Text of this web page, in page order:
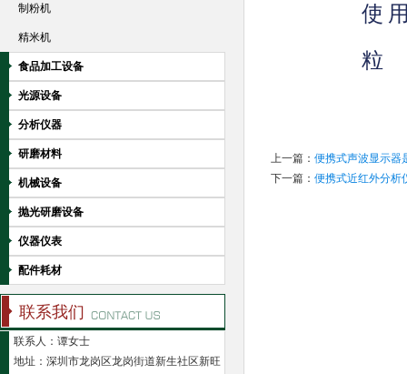
使
粒
上一篇： 便携式声波显示器
下一篇： 便携式近红外分析
制粉机
精米机
食品加工设备
光源设备
分析仪器
研磨材料
机械设备
抛光研磨设备
仪器仪表
配件耗材
联系我们
联系人：谭女士
地址：深圳市龙岗区龙岗街道新生社区新旺